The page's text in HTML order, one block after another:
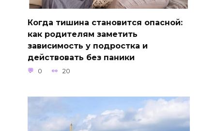
Когда тишина становится опасной:
как родителям заметить
зависимость у подростка и
действовать без паники
0 20